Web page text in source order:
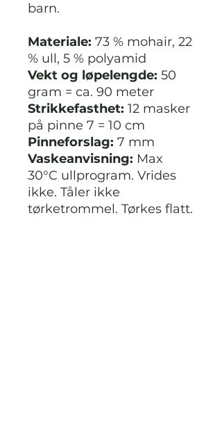
barn.
Materiale: 73 % mohair, 22
% ull, 5 % polyamid
Vekt og løpelengde: 50
gram = ca. 90 meter
Strikkefasthet: 12 masker
på pinne 7 = 10 cm
Pinneforslag: 7 mm
Vaskeanvisning: Max
30°C ullprogram. Vrides
ikke. Tåler ikke
tørketrommel. Tørkes flatt.